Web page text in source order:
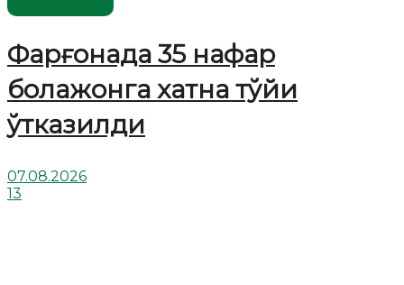
Фарғонада 35 нафар
болажонга хатна тўйи
ўтказилди
07.08.2026
13